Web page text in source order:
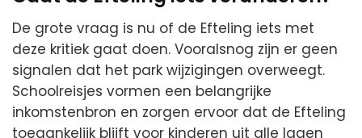
De grote vraag is nu of de Efteling iets met
deze kritiek gaat doen. Vooralsnog zijn er geen
signalen dat het park wijzigingen overweegt.
Schoolreisjes vormen een belangrijke
inkomstenbron en zorgen ervoor dat de Efteling
toegankelijk blijft voor kinderen uit alle lagen